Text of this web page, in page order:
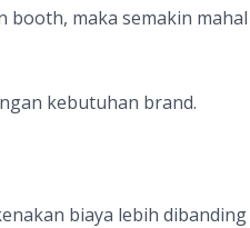
booth, maka semakin mahal
kebutuhan brand.
biaya lebih